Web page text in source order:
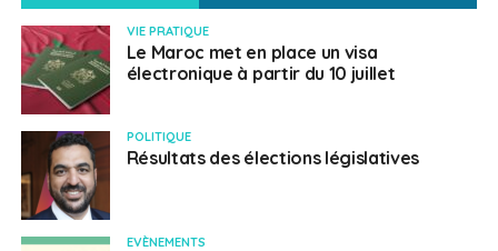
VIE PRATIQUE
Le Maroc met en place un visa
électronique à partir du 10 juillet
POLITIQUE
Résultats des élections législatives
EVÈNEMENTS